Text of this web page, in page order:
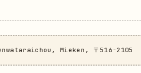
Mieken, 〒516-2105